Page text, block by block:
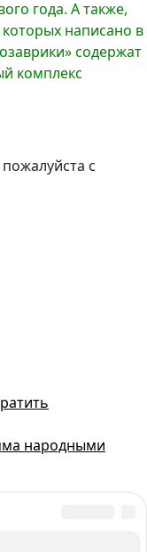
года. А также,
написано в
содержат
комплекс
с
народными